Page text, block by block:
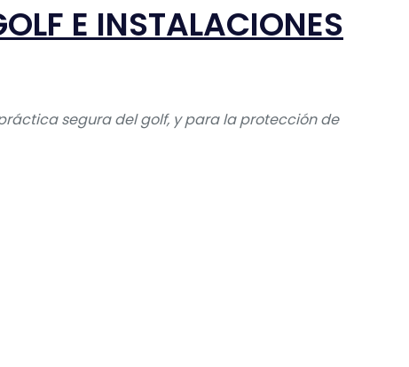
E INSTALACIONES
segura del golf, y para la protección de